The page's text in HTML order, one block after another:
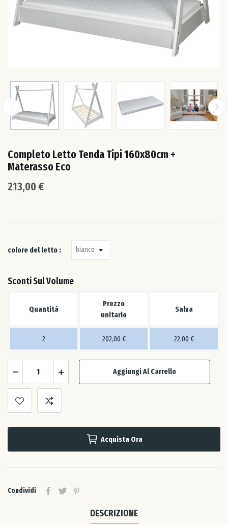
Completo Letto Tenda Tipi 160x80cm +
Materasso Eco
213,00 €
colore del letto :
Sconti Sul Volume
Quantità
Prezzo
unitario
Salva
2 202,00 € 22,00 €
Aggiungi Al Carrello
Acquista Ora
Condividi
DESCRIZIONE